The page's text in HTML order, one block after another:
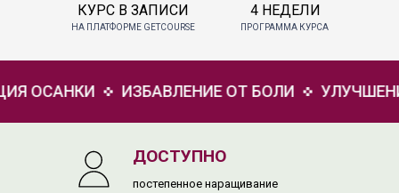
НА ПЛАТФОРМЕ GETCOURSE
КУРС В ЗАПИСИ 4 НЕДЕЛИ
ПРОГРАММА КУРСА
ИЗБАВЛЕНИЕ ОТ БОЛИ УЛУЧШЕНИЕ
ДОСТУПНО
постепенное наращивание